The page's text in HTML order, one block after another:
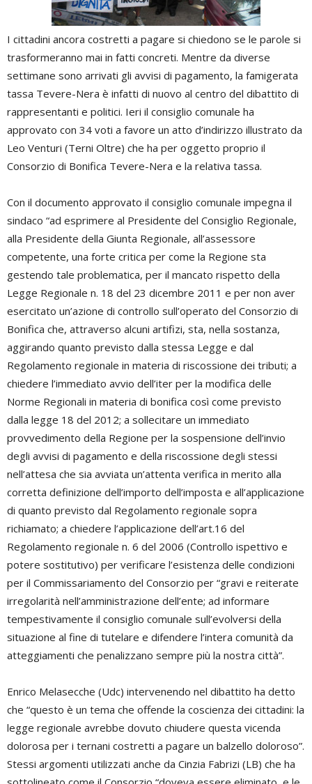
I cittadini ancora costretti a pagare si chiedono se le parole si
trasformeranno mai in fatti concreti. Mentre da diverse
settimane sono arrivati gli avvisi di pagamento, la famigerata
tassa Tevere-Nera è infatti di nuovo al centro del dibattito di
rappresentanti e politici. Ieri il consiglio comunale ha
approvato con 34 voti a favore un atto d’indirizzo illustrato da
Leo Venturi (Terni Oltre) che ha per oggetto proprio il
Consorzio di Bonifica Tevere-Nera e la relativa tassa.
Con il documento approvato il consiglio comunale impegna il
sindaco “ad esprimere al Presidente del Consiglio Regionale,
alla Presidente della Giunta Regionale, all’assessore
competente, una forte critica per come la Regione sta
gestendo tale problematica, per il mancato rispetto della
Legge Regionale n. 18 del 23 dicembre 2011 e per non aver
esercitato un’azione di controllo sull’operato del Consorzio di
Bonifica che, attraverso alcuni artifizi, sta, nella sostanza,
aggirando quanto previsto dalla stessa Legge e dal
Regolamento regionale in materia di riscossione dei tributi; a
chiedere l’immediato avvio dell’iter per la modifica delle
Norme Regionali in materia di bonifica così come previsto
dalla legge 18 del 2012; a sollecitare un immediato
provvedimento della Regione per la sospensione dell’invio
degli avvisi di pagamento e della riscossione degli stessi
nell’attesa che sia avviata un’attenta verifica in merito alla
corretta definizione dell’importo dell’imposta e all’applicazione
di quanto previsto dal Regolamento regionale sopra
richiamato; a chiedere l’applicazione dell’art.16 del
Regolamento regionale n. 6 del 2006 (Controllo ispettivo e
potere sostitutivo) per verificare l’esistenza delle condizioni
per il Commissariamento del Consorzio per “gravi e reiterate
irregolarità nell’amministrazione dell’ente; ad informare
tempestivamente il consiglio comunale sull’evolversi della
situazione al fine di tutelare e difendere l’intera comunità da
atteggiamenti che penalizzano sempre più la nostra città”.
Enrico Melasecche (Udc) intervenendo nel dibattito ha detto
che “questo è un tema che offende la coscienza dei cittadini: la
legge regionale avrebbe dovuto chiudere questa vicenda
dolorosa per i ternani costretti a pagare un balzello doloroso”.
Stessi argomenti utilizzati anche da Cinzia Fabrizi (LB) che ha